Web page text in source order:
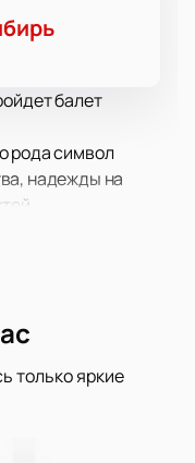
балет
рода символ
надежды на
удовольствия
свое
только яркие